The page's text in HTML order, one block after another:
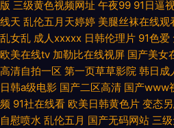
版 三级黄色视频网址 午夜99 91日逼
线天 乱伦五月天婷婷 美腿丝袜在线观
乱女乱 成人xxxxx 日韩伦理片 91色爱
欧美在线tv 加勒比在线视屏 国产美女
高清自拍一区 第一页草草影院 韩日成
日韩a级电影 国产二区高清 国产www
频 91社在线看 欧美日韩黄色片 变态
自慰喷水 乱伦五月 国产无码网站 三